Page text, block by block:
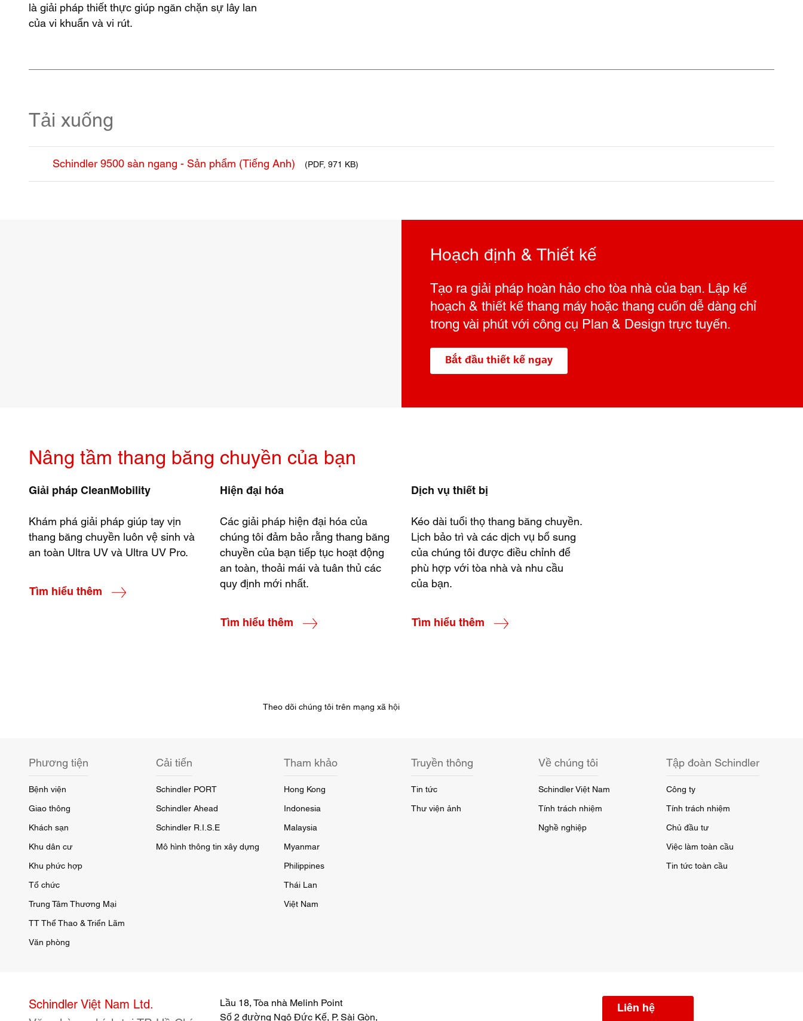
là giải pháp thiết thực giúp ngăn chặn sự lây lan
của vi khuẩn và vi rút.
Tải xuống
Schindler 9500 sàn ngang - Sản phẩm (Tiếng Anh) (PDF, 971 KB)
Hoạch định & Thiết kế
Tạo ra giải pháp hoàn hảo cho tòa nhà của bạn. Lập kế
hoạch & thiết kế thang máy hoặc thang cuốn dễ dàng chỉ
trong vài phút với công cụ Plan & Design trực tuyến.
Bắt đầu thiết kế ngay
Nâng tầm thang băng chuyền của bạn
Giải pháp CleanMobility
Khám phá giải pháp giúp tay vịn
thang băng chuyền luôn vệ sinh và
an toàn Ultra UV và Ultra UV Pro.
Tìm hiểu thêm
Hiện đại hóa
Các giải pháp hiện đại hóa của
chúng tôi đảm bảo rằng thang băng
chuyền của bạn tiếp tục hoạt động
an toàn, thoải mái và tuân thủ các
quy định mới nhất.
Tìm hiểu thêm
Dịch vụ thiết bị
Kéo dài tuổi thọ thang băng chuyền.
Lịch bảo trì và các dịch vụ bổ sung
của chúng tôi được điều chỉnh để
phù hợp với tòa nhà và nhu cầu
của bạn.
Tìm hiểu thêm
Theo dõi chúng tôi trên mạng xã hội
Phương tiện
Bệnh viện
Giao thông
Khách sạn
Khu dân cư
Khu phức hợp
Tổ chức
Trung Tâm Thương Mại
TT Thể Thao & Triển Lãm
Văn phòng
Cải tiến
Schindler PORT
Schindler Ahead
Schindler R.I.S.E
Mô hình thông tin xây dựng
Tham khảo
Hong Kong
Indonesia
Malaysia
Myanmar
Philippines
Thái Lan
Việt Nam
Truyền thông
Tin tức
Thư viện ảnh
Về chúng tôi
Schindler Việt Nam
Tính trách nhiệm
Nghề nghiệp
Tập đoàn Schindler
Công ty
Tính trách nhiệm
Chủ đầu tư
Việc làm toàn cầu
Tin tức toàn cầu
Schindler Việt Nam Ltd.
Lầu 18, Tòa nhà Melinh Point
Số 2 đường Ngô Đức Kế, P. Sài Gòn,
Liên hệ